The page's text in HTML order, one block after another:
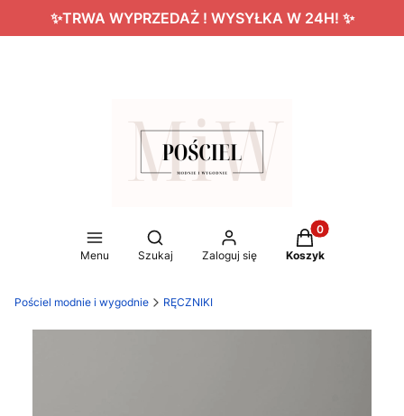
✨TRWA WYPRZEDAŻ ! WYSYŁKA W 24H! ✨
Menu
Otwórz wyszukiwarkę
Szukaj Zaloguj się
Produkty w
Koszyk
Pościel modnie i wygodnie RĘCZNIKI